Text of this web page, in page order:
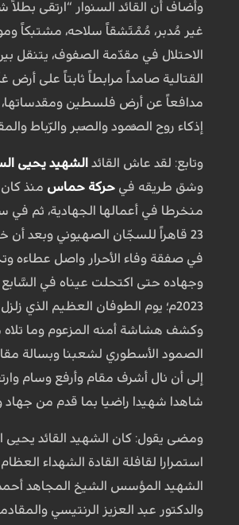
وأضاف أن القائد السنوار “ارتقى بطلاً
غير مُدبر، مُمْتَشقاً سلاحه، مشتبكاً
الاحتلال في مقدّمة الصفوف، يتنقل
القتالية صامداً مرابطاً ثابتاً على أرض
مدافعاً عن أرض فلسطين
إذكاء روح الصُّمود والصَّبر والرّباط
وتابع: لقد عاش القائد الشهيد يحيى
وشق طريقه في حركة حماس منذ كان
منخرطا في أعمالها الجهادية، ثم في
23 قاهراً للسجّان الصهيوني وبعد
في صفقة وفاء الأحرار واصل عطاءه
وجهاده حتى اكتحلت عيناه في السَّابع
2023م؛ يوم الطوفان العظيم الذي
وكشف هشاشة أمنه المزعوم وما
الصمود الأسطوري لشعبنا وبسالة
إلى أن نال أشرف مقام وأرفع وسام
شاهدا شهيدا راضيا بما قدم من جهاد
ومضى يقول: كان الشهيد القائد يحيى
استمرارا لقافلة القادة الشهداء
الشهيد المؤسس الشيخ المجاهد
والدكتور عبد العزيز الرنتيسي